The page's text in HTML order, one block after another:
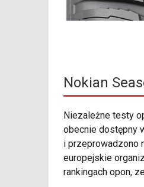
Nokian
Niezależne testy
obecnie dostępny
i przeprowadzono
europejskie
rankingach opon,